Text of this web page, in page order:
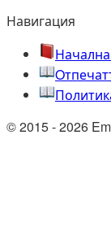
Навигация
© 2015 - 2026